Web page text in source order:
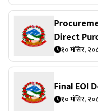
Direct
१० मंसिर,
Final EOI
१० मंसिर,